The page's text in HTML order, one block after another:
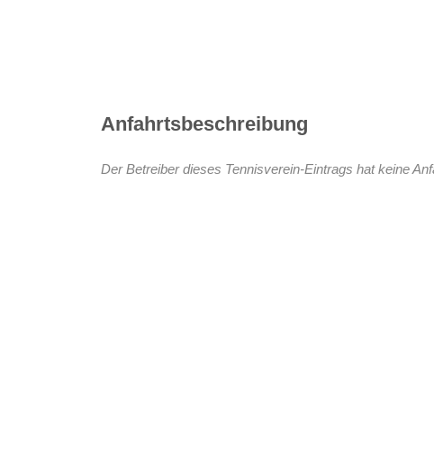
Anfahrtsbeschreibung
Der Betreiber dieses Tennisverein-Eintrags hat keine